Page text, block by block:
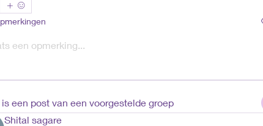
een opmerking...
is een post van een voorgestelde groep
Shital sagare